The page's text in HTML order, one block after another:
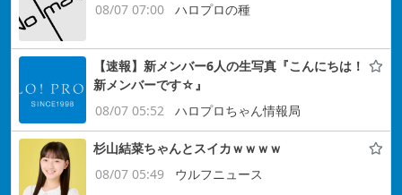
08/07 07:00
ハロプロの種
【速報】新メンバー6人の生写真『こんにちは！
新メンバーです☆』
08/07 05:52
ハロプロちゃん情報局
杉山結菜ちゃんとスイカｗｗｗｗ
08/07 05:49
ウルフニュース